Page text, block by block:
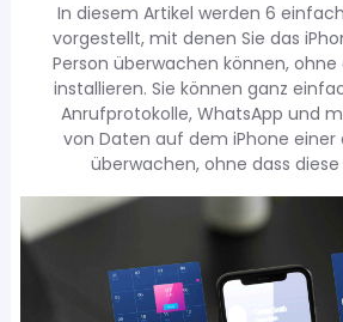
In diesem Artikel werden 6
vorgestellt, mit denen Sie das
Person überwachen können,
installieren. Sie können ganz
Anrufprotokolle, WhatsApp und
von Daten auf dem iPhone einer
überwachen, ohne dass